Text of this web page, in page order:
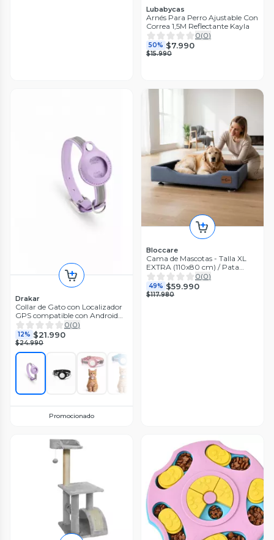
Lubabycas
Arnés Para Perro Ajustable Con
Correa 1,5M Reflectante Kayla
0(0)
50% $7.990
$15.990
Drakar
Collar de Gato con Localizador
GPS compatible con Android
Seguridad para tu Mascota
0(0)
12% $21.990
$24.990
Promocionado
Bloccare
Cama de Mascotas - Talla XL
EXTRA (110x80 cm) / Pata
Montessori 3 cm (Gris)
0(0)
49% $59.990
$117.980